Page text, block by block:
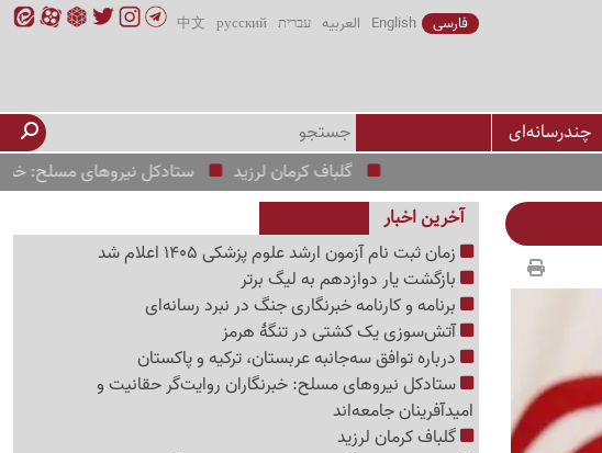
فارسی English العربیه עברית русский
中文
چندرسانه‌ای
ستادکل نیروهای مسلح: خبرنگاران گلباف کرمان لرزید
آخرین اخبار
زمان ثبت نام آزمون ارشد علوم پزشکی 1405 اعلام شد
بازگشت یار دوازدهم به لیگ برتر
برنامه و کارنامه خبرنگاری جنگ در نبرد رسانه‌ای
آتش‌سوزی یک کشتی در تنگهٔ هرمز
درباره توافق سه‌جانبه عربستان، ترکیه و پاکستان
ستادکل نیروهای مسلح: خبرنگاران روایت‌گر حقانیت و
امیدآفرینان جامعه‌اند
گلباف کرمان لرزید